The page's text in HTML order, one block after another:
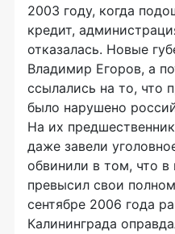
2003 году, когда
кредит,
отказалась. Новые
Владимир Егоров, а
ссылались на то, что
было нарушено
На их
даже завели
обвинили в том, что
превысил свои
сентябре 2006 года
Калининграда